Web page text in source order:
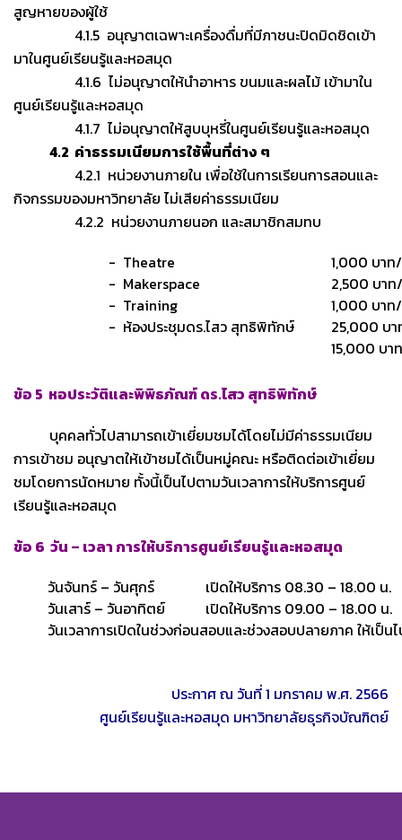
สูญหายของผู้ใช้
4.1.5 อนุญาตเฉพาะเครื่องดื่มที่มีภาชนะปิดมิดชิดเข้า
มาในศูนย์เรียนรู้และหอสมุด
4.1.6 ไม่อนุญาตให้นำอาหาร ขนมและผลไม้ เข้ามาใน
ศูนย์เรียนรู้และหอสมุด
4.1.7 ไม่อนุญาตให้สูบบุหรี่ในศูนย์เรียนรู้และหอสมุด
4.2 ค่าธรรมเนียมการใช้พื้นที่ต่าง ๆ
4.2.1 หน่วยงานภายใน เพื่อใช้ในการเรียนการสอนและ
กิจกรรมของมหาวิทยาลัย ไม่เสียค่าธรรมเนียม
4.2.2 หน่วยงานภายนอก และสมาชิกสมทบ
- Theatre
1,000 บาท
- Makerspace
2,500 บาท
- Training
1,000 บาท
- ห้องประชุมดร.ไสว สุทธิพิทักษ์
25,000 บ
15,000 บา
ข้อ 5 หอประวัติและพิพิธภัณฑ์ ดร.ไสว สุทธิพิทักษ์
บุคคลทั่วไปสามารถเข้าเยี่ยมชมได้โดยไม่มีค่าธรรมเนียม
การเข้าชม อนุญาตให้เข้าชมได้เป็นหมู่คณะ หรือติดต่อเข้าเยี่ยม
ชมโดยการนัดหมาย ทั้งนี้เป็นไปตามวันเวลาการให้บริการศูนย์
เรียนรู้และหอสมุด
ข้อ 6 วัน – เวลา การให้บริการศูนย์เรียนรู้และหอสมุด
วันจันทร์ – วันศุกร์
เปิดให้บริการ 08.30 – 18.00 น.
วันเสาร์ – วันอาทิตย์
เปิดให้บริการ 09.00 – 18.00 น.
วันเวลาการเปิดในช่วงก่อนสอบและช่วงสอบปลายภาค ให้เ
ประกาศ ณ วันที่ 1 มกราคม พ.ศ. 2566
ศูนย์เรียนรู้และหอสมุด มหาวิทยาลัยธุรกิจบัณฑิตย์